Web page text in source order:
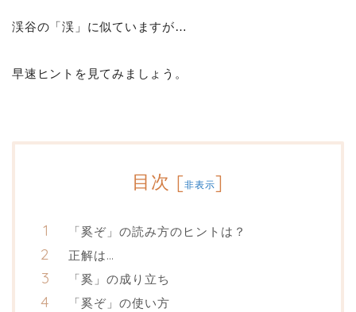
渓谷の「渓」に似ていますが…
早速ヒントを見てみましょう。
目次 [非表示]
「奚ぞ」の読み方のヒントは？
正解は…
「奚」の成り立ち
「奚ぞ」の使い方